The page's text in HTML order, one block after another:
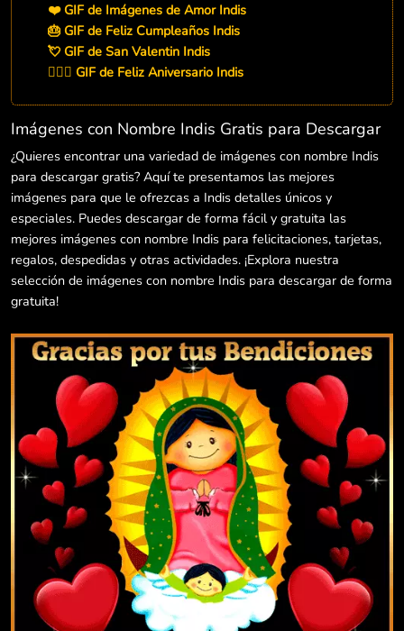
❤️ GIF de Imágenes de Amor Indis
🎂 GIF de Feliz Cumpleaños Indis
💘 GIF de San Valentin Indis
👨‍❤️‍👨 GIF de Feliz Aniversario Indis
Imágenes con Nombre Indis Gratis para Descargar
¿Quieres encontrar una variedad de imágenes con nombre Indis
para descargar gratis? Aquí te presentamos las mejores
imágenes para que le ofrezcas a Indis detalles únicos y
especiales. Puedes descargar de forma fácil y gratuita las
mejores imágenes con nombre Indis para felicitaciones, tarjetas,
regalos, despedidas y otras actividades. ¡Explora nuestra
selección de imágenes con nombre Indis para descargar de forma
gratuita!